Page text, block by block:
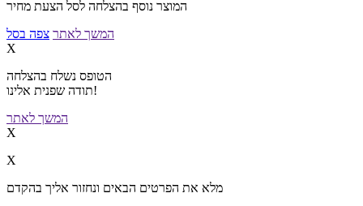
המוצר נוסף בהצלחה לסל הצעת מחיר
המשך לאתר צפה בסל
X
הטופס נשלח בהצלחה
תודה שפנית אלינו!
המשך לאתר
X
X
מלא את הפרטים הבאים ונחזור אליך בהקדם